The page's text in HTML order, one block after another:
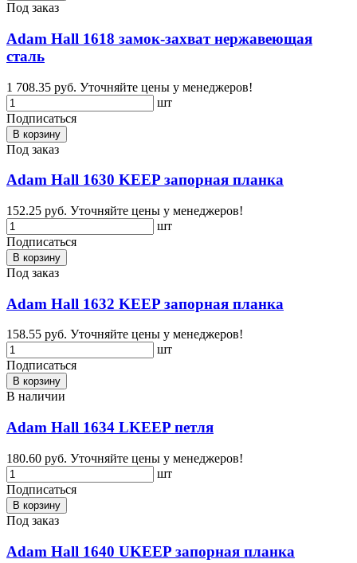
Под заказ
Adam Hall 1618 замок-захват нержавеющая
сталь
1 708.35 руб. Уточняйте цены у менеджеров!
шт
Подписаться
В корзину
Под заказ
Adam Hall 1630 KEEP запорная планка
152.25 руб. Уточняйте цены у менеджеров!
шт
Подписаться
В корзину
Под заказ
Adam Hall 1632 KEEP запорная планка
158.55 руб. Уточняйте цены у менеджеров!
шт
Подписаться
В корзину
В наличии
Adam Hall 1634 LKEEP петля
180.60 руб. Уточняйте цены у менеджеров!
шт
Подписаться
В корзину
Под заказ
Adam Hall 1640 UKEEP запорная планка